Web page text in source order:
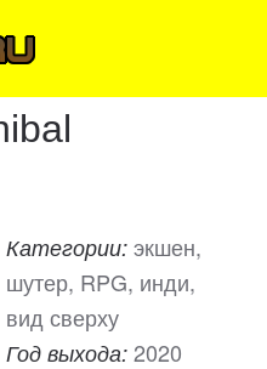
Категории: экшен,
шутер, RPG, инди,
вид сверху
Год выхода: 2020